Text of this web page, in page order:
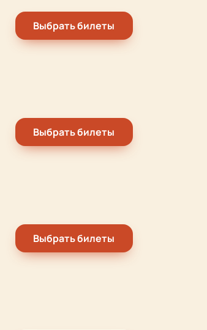
Выбрать билеты
Выбрать билеты
Выбрать билеты